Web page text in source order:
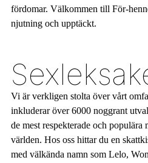
fördomar. Välkommen till För-
njutning och upptäckt.
Vi är verkligen stolta över vårt
inkluderar över 6000 noggrant
de mest respekterade och populära
världen. Hos oss hittar du en
med välkända namn som Lelo,